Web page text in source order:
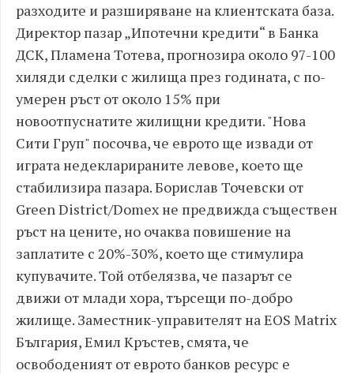
разходите и разширяване на клиентската база.
Директор пазар „Ипотечни кредити“ в Банка
ДСК, Пламена Тотева, прогнозира около 97-100
хиляди сделки с жилища през годината, с по-
умерен ръст от около 15% при
новоотпуснатите жилищни кредити. "Нова
Сити Груп" посочва, че еврото ще извади от
играта недекларираните левове, което ще
стабилизира пазара. Борислав Точевски от
Green District/Domex не предвижда съществен
ръст на цените, но очаква повишение на
заплатите с 20%-30%, което ще стимулира
купувачите. Той отбелязва, че пазарът се
движи от млади хора, търсещи по-добро
жилище. Заместник-управителят на EOS Matrix
България, Емил Кръстев, смята, че
освободеният от еврото банков ресурс е